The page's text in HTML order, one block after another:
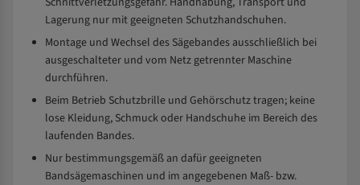
Lagerung nur mit geeigneten Schutzhandschuhen.
Montage und Wechsel des Sägebandes ausschließlich bei
ausgeschalteter und vom Netz getrennter Maschine
durchführen.
Beim Betrieb Schutzbrille und Gehörschutz tragen; keine
lose Kleidung, Schmuck oder Handschuhe im Bereich des
laufenden Bandes.
Nur bestimmungsgemäß an dafür geeigneten
Bandsägemaschinen und im angegebenen Maß- bzw.